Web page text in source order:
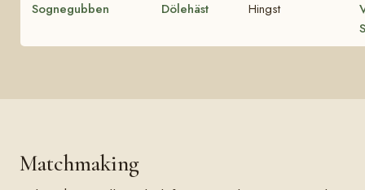
Sognegubben Dölehäst Hingst
Matchmaking